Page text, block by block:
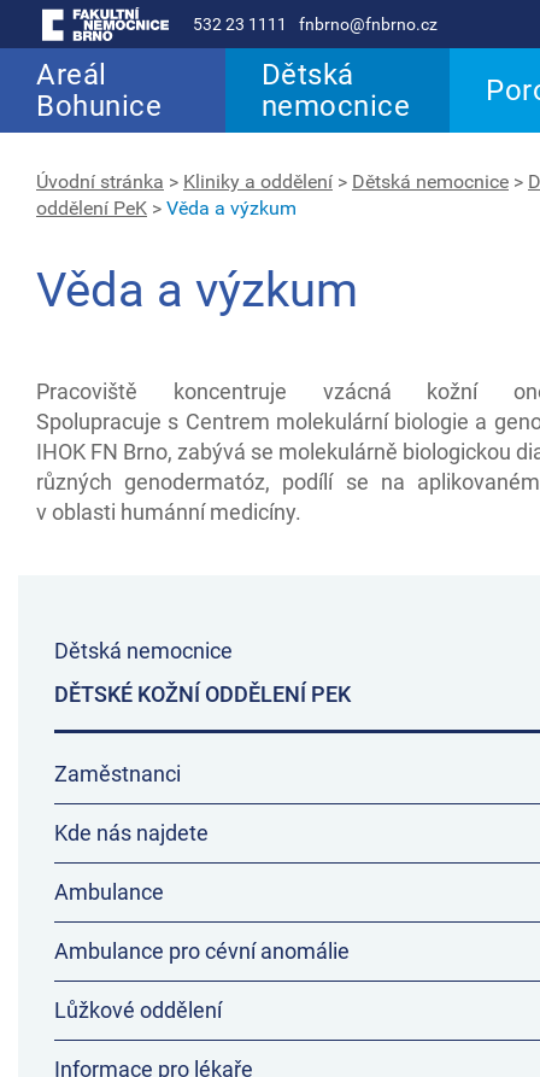
532 23 1111 fnbrno@fnbrno.cz
Areál
Bohunice
Dětská
nemocnice
Úvodní stránka > Kliniky a oddělení > Dětská nemocnice >
oddělení PeK > Věda a výzkum
Věda a výzkum
Pracoviště koncentruje vzácná kožní
Spolupracuje s Centrem molekulární biologie a
IHOK FN Brno, zabývá se molekulárně biologickou
různých genodermatóz, podílí se na
v oblasti humánní medicíny.
Dětská nemocnice
DĚTSKÉ KOŽNÍ ODDĚLENÍ PEK
Zaměstnanci
Kde nás najdete
Ambulance
Ambulance pro cévní anomálie
Lůžkové oddělení
Informace pro lékaře